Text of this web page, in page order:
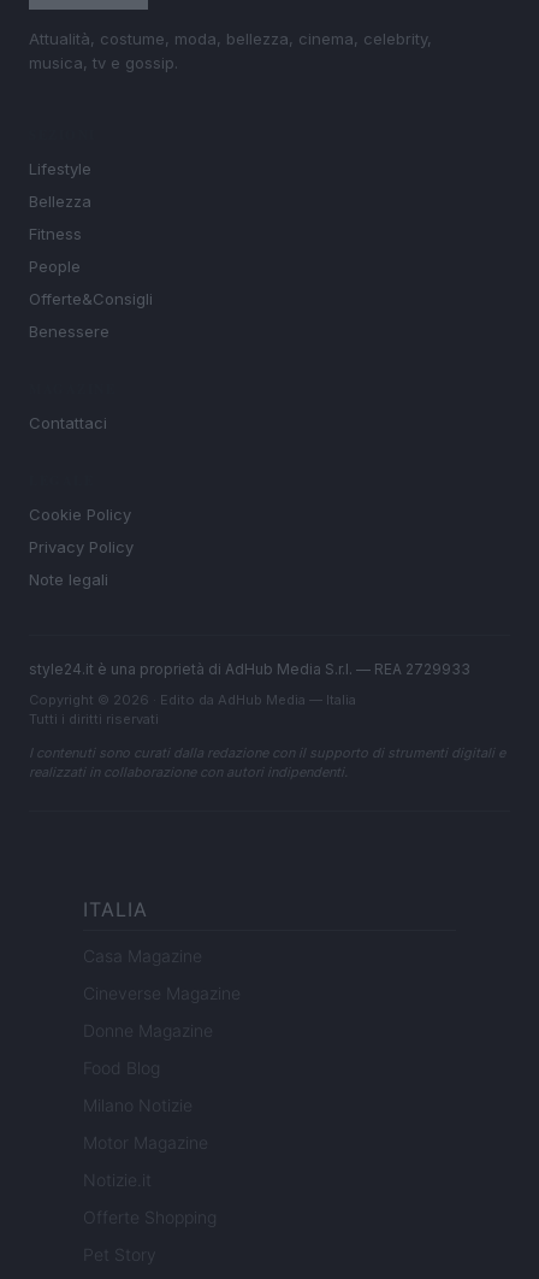
Attualità, costume, moda, bellezza, cinema, celebrity,
musica, tv e gossip.
Lifestyle
Bellezza
Fitness
People
Offerte&Consigli
Benessere
Contattaci
Cookie Policy
Privacy Policy
Note legali
style24.it è una proprietà di AdHub Media S.r.l. — REA 2729933
Copyright © 2026 · Edito da AdHub Media — Italia
Tutti i diritti riservati
I contenuti sono curati dalla redazione con il supporto di strumenti digitali e
realizzati in collaborazione con autori indipendenti.
ITALIA
Casa Magazine
Cineverse Magazine
Donne Magazine
Food Blog
Milano Notizie
Motor Magazine
Notizie.it
Offerte Shopping
Pet Story